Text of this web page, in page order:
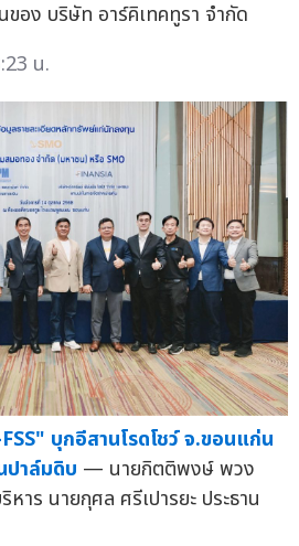
ของ บริษัท อาร์คิเทคทูรา จำกัด
น.
บุกอีสานโรดโชว์ จ.ขอนแก่น
ปาล์มดิบ — นายกิตติพงษ์ พวง
หาร นายกุศล ศรีเปารยะ ประธาน